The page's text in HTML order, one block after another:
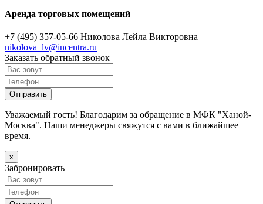
Аренда торговых помещений
+7 (495) 357-05-66 Николова Лейла Викторовна
nikolova_lv@incentra.ru
Заказать обратный звонок
Уважаемый гость! Благодарим за обращение в МФК "Ханой-
Москва". Наши менеджеры свяжутся с вами в ближайшее
время.
х
Забронировать